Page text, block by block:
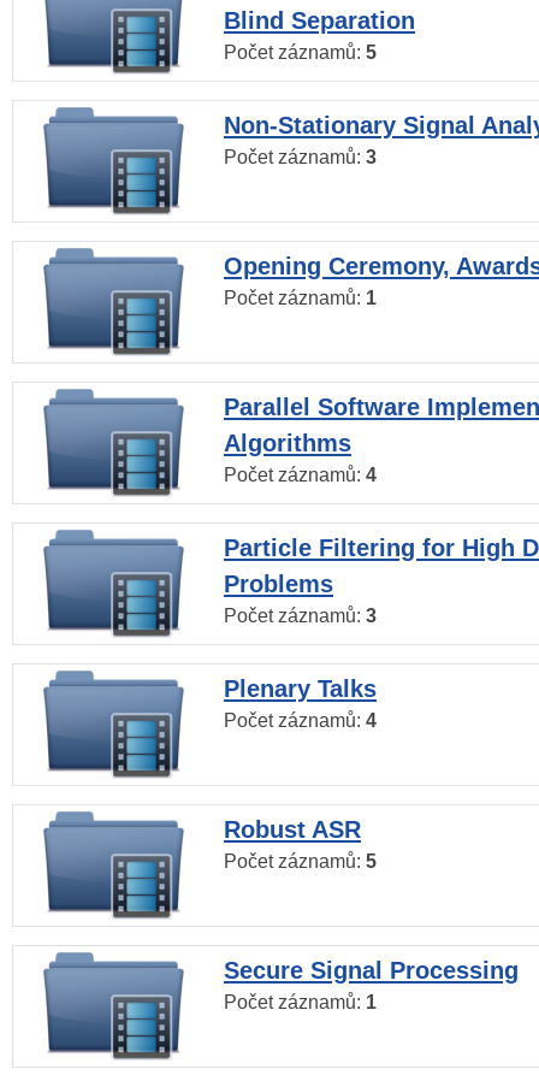
Blind Separation
Počet záznamů: 5
Non-Stationary Signal
Počet záznamů: 3
Opening Ceremony,
Počet záznamů: 1
Parallel Software
Algorithms
Počet záznamů: 4
Particle Filtering for High
Problems
Počet záznamů: 3
Plenary Talks
Počet záznamů: 4
Robust ASR
Počet záznamů: 5
Secure Signal Processing
Počet záznamů: 1